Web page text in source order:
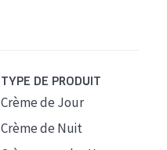
TYPE DE PRODUIT
Crème de Jour
Crème de Nuit